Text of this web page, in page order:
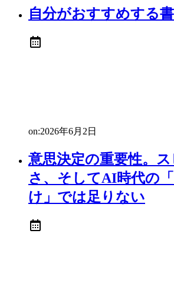
自分がおすすめする
on:2026年6月2日
意思決定の重要性。
さ、そしてAI時代の
け」では足りない